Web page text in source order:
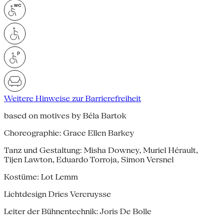
Weitere Hinweise zur Barrierefreiheit
based on motives by Béla Bartok
Choreographie: Grace Ellen Barkey
Tanz und Gestaltung: Misha Downey, Muriel Hérault,
Tijen Lawton, Eduardo Torroja, Simon Versnel
Kostüme: Lot Lemm
Lichtdesign Dries Vercruysse
Leiter der Bühnentechnik: Joris De Bolle